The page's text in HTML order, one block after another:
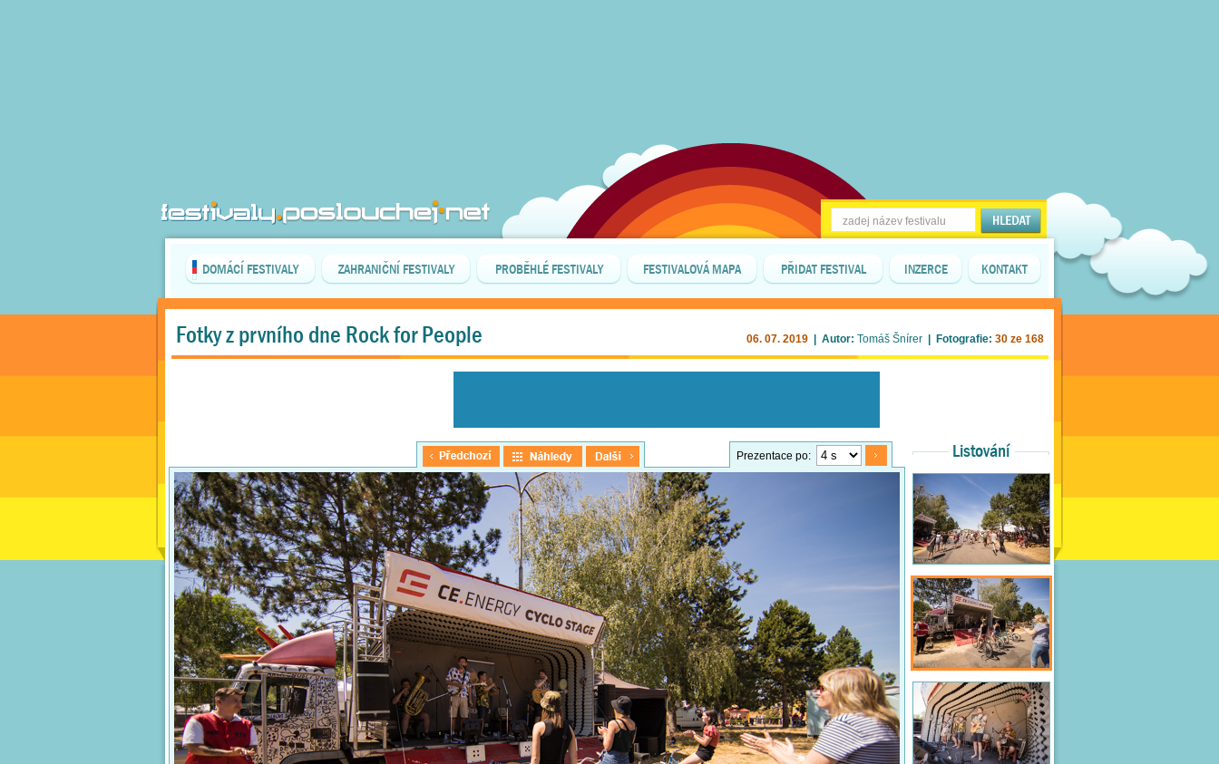
DOMÁCÍ FESTIVALY ZAHRANIČNÍ FESTIVALY PROBĚHLÉ FESTIVALY FESTIVALOVÁ MAPA PŘIDAT FESTIVAL INZERCE KONTAKT
Fotky z prvního dne Rock for People 06. 07. 2019 | Autor: Tomáš Šnírer | Fotografie: 30 ze 168
Prezentace po: Listování